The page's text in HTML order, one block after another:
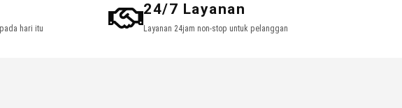
hari itu
24/7 Layanan
Layanan 24jam non-stop untuk pelanggan